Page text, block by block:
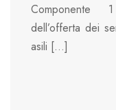
Componente
dell’offerta dei
asili […]